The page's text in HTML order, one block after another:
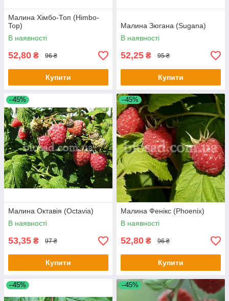
Малина Хімбо-Топ (Himbo-
Top)
В наявності
52,80 ₴ 96 ₴
Купити
Малина Зюгана (Sugana)
В наявності
52,25 ₴ 95 ₴
Купити
–45%
Малина Октавія (Octavia)
В наявності
53,35 ₴ 97 ₴
Купити
–45%
Малина Фенікс (Phoenix)
В наявності
52,80 ₴ 96 ₴
Купити
–45% –45%